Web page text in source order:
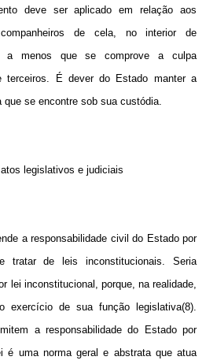
deve ser aplicado em relação aos
de cela, no interior de
a menos que se comprove a culpa
É dever do Estado manter a
se encontre sob sua custódia.
legislativos e judiciais
a responsabilidade civil do Estado por
tratar de leis inconstitucionais. Seria
lei inconstitucional, porque, na realidade,
exercício de sua função legislativa(8).
a responsabilidade do Estado por
é uma norma geral e abstrata que atua